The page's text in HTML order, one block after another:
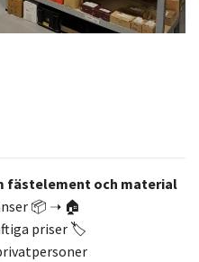
fästelement och material
📦 ➝ 🏠
priser 🏷️